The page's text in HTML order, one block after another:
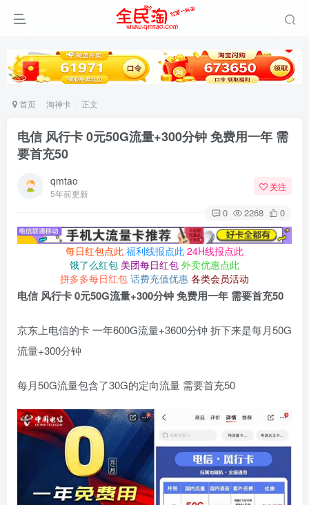
首页 淘神卡 正文
电信 风行卡 0元50G流量+300分钟 免费用一年 需
要首充50
qmtao
5年前更新
关注
0 2268 0
每日红包点此 福利线报点此 24H线报点此
饿了么红包 美团每日红包 外卖优惠点此
拼多多每日红包 话费充值优惠 各类会员活动
电信 风行卡 0元50G流量+300分钟 免费用一年 需要首充50
京东上电信的卡 一年600G流量+3600分钟 折下来是每月50G
流量+300分钟
每月50G流量包含了30G的定向流量 需要首充50